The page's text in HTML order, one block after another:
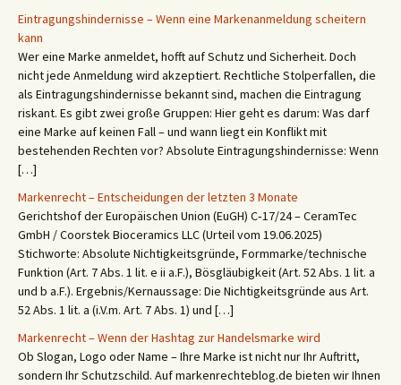
Eintragungshindernisse – Wenn eine Markenanmeldung scheitern
kann
Wer eine Marke anmeldet, hofft auf Schutz und Sicherheit. Doch
nicht jede Anmeldung wird akzeptiert. Rechtliche Stolperfallen, die
als Eintragungshindernisse bekannt sind, machen die Eintragung
riskant. Es gibt zwei große Gruppen: Hier geht es darum: Was darf
eine Marke auf keinen Fall – und wann liegt ein Konflikt mit
bestehenden Rechten vor? Absolute Eintragungshindernisse: Wenn
[…]
Markenrecht – Entscheidungen der letzten 3 Monate
Gerichtshof der Europäischen Union (EuGH) C‑17/24 – CeramTec
GmbH / Coorstek Bioceramics LLC (Urteil vom 19.06.2025)
Stichworte: Absolute Nichtigkeitsgründe, Formmarke/technische
Funktion (Art. 7 Abs. 1 lit. e ii a.F.), Bösgläubigkeit (Art. 52 Abs. 1 lit. a
und b a.F.). Ergebnis/Kernaussage: Die Nichtigkeitsgründe aus Art.
52 Abs. 1 lit. a (i.V.m. Art. 7 Abs. 1) und […]
Markenrecht – Wenn der Hashtag zur Handelsmarke wird
Ob Slogan, Logo oder Name – Ihre Marke ist nicht nur Ihr Auftritt,
sondern Ihr Schutzschild. Auf markenrechteblog.de bieten wir Ihnen